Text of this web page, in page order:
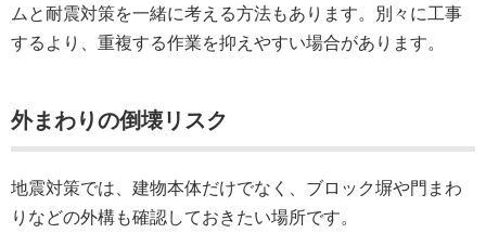
ムと耐震対策を一緒に考える方法もあります。別々に工事
するより、重複する作業を抑えやすい場合があります。
外まわりの倒壊リスク
地震対策では、建物本体だけでなく、ブロック塀や門まわ
りなどの外構も確認しておきたい場所です。